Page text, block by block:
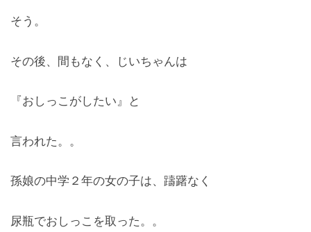
そう。
その後、間もなく、じいちゃんは
『おしっこがしたい』と
言われた。。
孫娘の中学２年の女の子は、躊躇なく
尿瓶でおしっこを取った。。